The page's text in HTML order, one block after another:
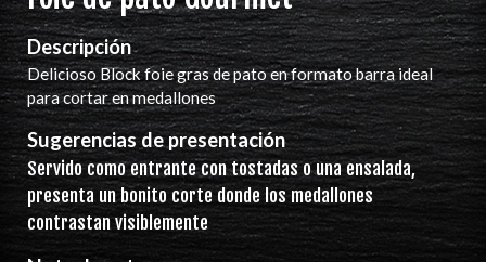
Descripción
Delicioso Block foie gras de pato en formato barra ideal
para cortar en medallones
Sugerencias de presentación
Servido como entrante con tostadas o una ensalada,
presenta un bonito corte donde los medallones
contrastan visiblemente